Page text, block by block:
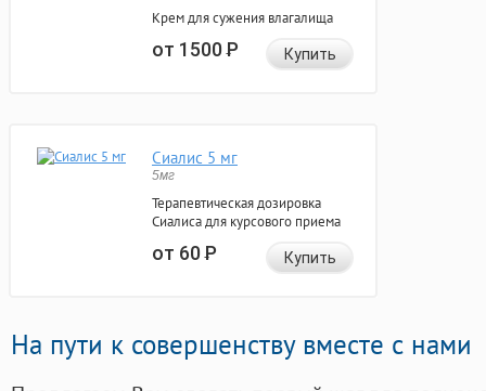
Крем для сужения влагалища
от 1500Р Купить
Сиалис 5 мг
5мг
Терапевтическая дозировка
Сиалиса для курсового приема
от 60Р Купить
На пути к совершенству вместе с нами